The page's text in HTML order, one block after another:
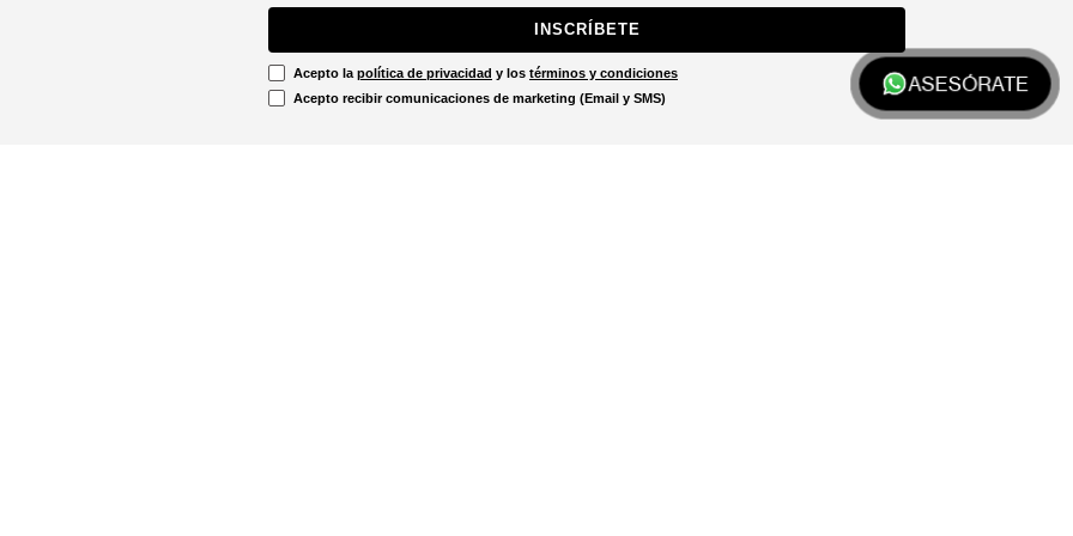
ASESÓRATE
INSCRÍBETE
Acepto la política de privacidad y los términos y condiciones
Acepto recibir comunicaciones de marketing (Email y SMS)